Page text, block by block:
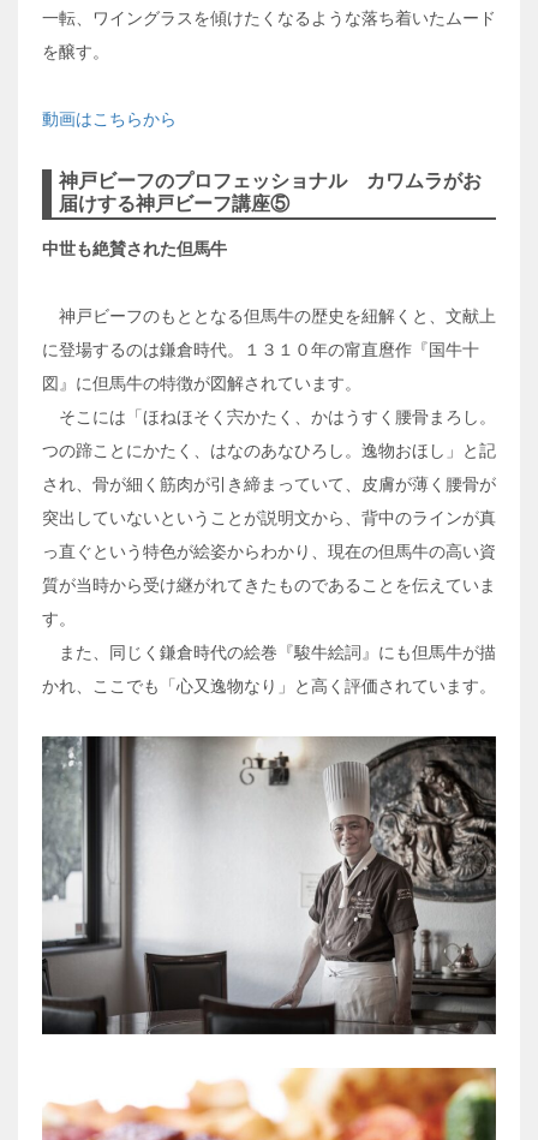
一転、ワイングラスを傾けたくなるような落ち着いたムード
を醸す。
動画はこちらから
神戸ビーフのプロフェッショナル カワムラがお
届けする神戸ビーフ講座⑤
中世も絶賛された但馬牛
神戸ビーフのもととなる但馬牛の歴史を紐解くと、文献上
に登場するのは鎌倉時代。１３１０年の甯直麿作『国牛十
図』に但馬牛の特徴が図解されています。
そこには「ほねほそく宍かたく、かはうすく腰骨まろし。
つの蹄ことにかたく、はなのあなひろし。逸物おほし」と記
され、骨が細く筋肉が引き締まっていて、皮膚が薄く腰骨が
突出していないということが説明文から、背中のラインが真
っ直ぐという特色が絵姿からわかり、現在の但馬牛の高い資
質が当時から受け継がれてきたものであることを伝えていま
す。
また、同じく鎌倉時代の絵巻『駿牛絵詞』にも但馬牛が描
かれ、ここでも「心又逸物なり」と高く評価されています。